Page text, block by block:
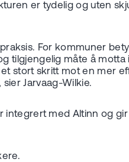
er tydelig og uten
For kommuner
tilgjengelig måte å motta
stort skritt mot en mer
sier Jarvaag-Wilkie.
integrert med Altinn og